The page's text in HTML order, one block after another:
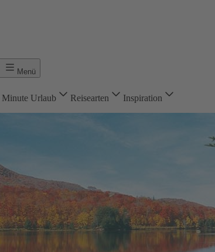
Menü
Minute Urlaub Reisearten Inspiration